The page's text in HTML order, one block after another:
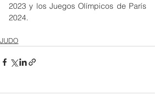
2023 y los Juegos Olímpicos de París
2024.
JUDO